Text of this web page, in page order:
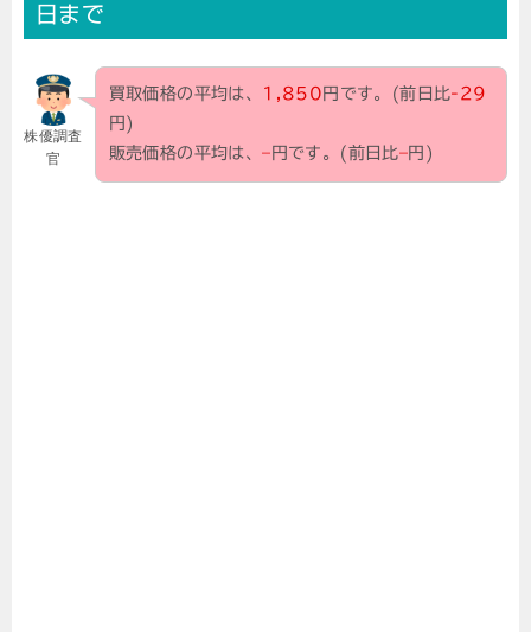
日まで
株優調査
官
買取価格の平均は、 1,850 円です。(前日比-29
円)
販売価格の平均は、– 円です。(前日比–円)